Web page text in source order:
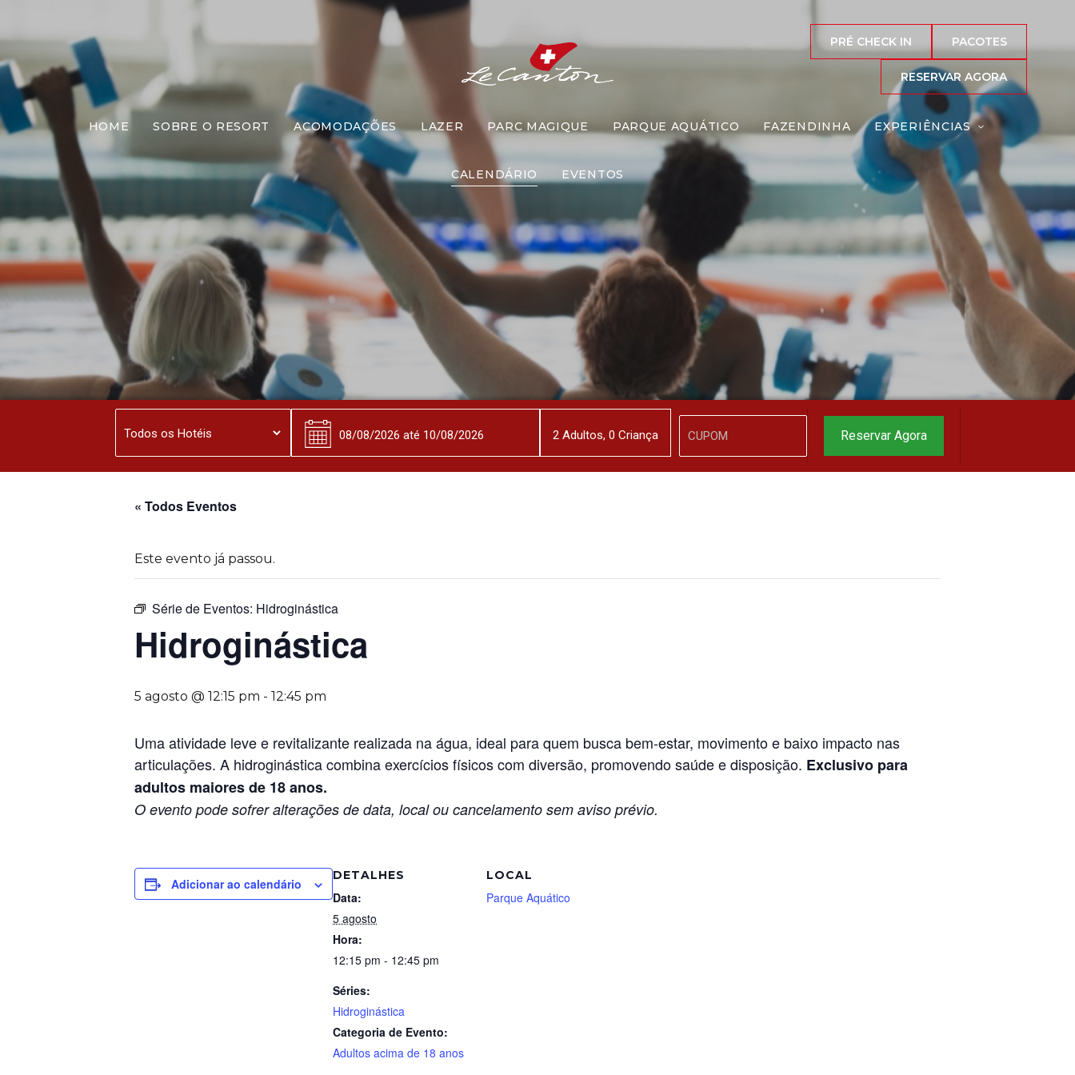
PRÉ CHECK IN PACOTES
RESERVAR AGORA
HOME SOBRE O RESORT ACOMODAÇÕES LAZER PARC MAGIQUE PARQUE AQUÁTICO FAZENDINHA EXPERIÊNCIAS
CALENDÁRIO EVENTOS
Hidroginástica
« Todos Eventos
Este evento já passou.
Série de Eventos: Hidroginástica
Hidroginástica
5 agosto @ 12:15 pm - 12:45 pm
Uma atividade leve e revitalizante realizada na água, ideal para quem busca bem-estar, movimento e baixo impacto nas
articulações. A hidroginástica combina exercícios físicos com diversão, promovendo saúde e disposição. Exclusivo para
adultos maiores de 18 anos.
O evento pode sofrer alterações de data, local ou cancelamento sem aviso prévio.
Adicionar ao calendário
DETALHES
Data:
5 agosto
Hora:
12:15 pm - 12:45 pm
Séries:
Hidroginástica
Categoria de Evento:
Adultos acima de 18 anos
LOCAL
Parque Aquático
2Adultos, 0 Criança Reservar Agora